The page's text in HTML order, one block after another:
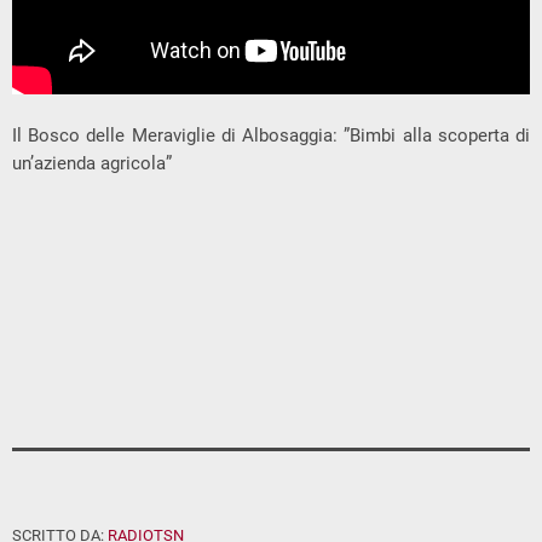
Il Bosco delle Meraviglie di Albosaggia: ”Bimbi alla scoperta di
un’azienda agricola”
SCRITTO DA: RADIOTSN